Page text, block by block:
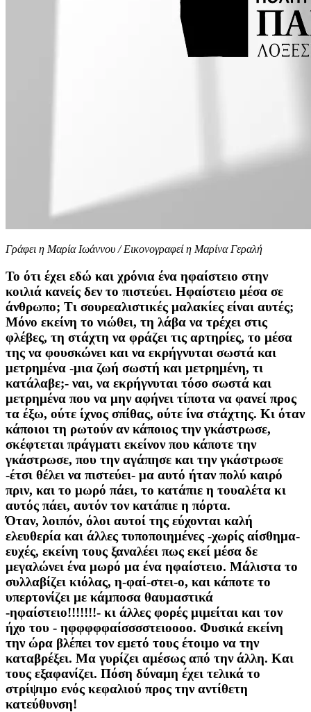
Γράφει η Μαρία Ιωάννου / Εικονογραφεί η Μαρίνα Γεραλή
Το ότι έχει εδώ και χρόνια ένα ηφαίστειο στην
κοιλιά κανείς δεν το πιστεύει. Ηφαίστειο μέσα σε
άνθρωπο; Τι σουρεαλιστικές μαλακίες είναι αυτές;
Μόνο εκείνη το νιώθει, τη λάβα να τρέχει στις
φλέβες, τη στάχτη να φράζει τις αρτηρίες, το μέσα
της να φουσκώνει και να εκρήγνυται σωστά και
μετρημένα -μια ζωή σωστή και μετρημένη, τι
κατάλαβε;- ναι, να εκρήγνυται τόσο σωστά και
μετρημένα που να μην αφήνει τίποτα να φανεί προς
τα έξω, ούτε ίχνος σπίθας, ούτε ίνα στάχτης. Κι όταν
κάποιοι τη ρωτούν αν κάποιος την γκάστρωσε,
σκέφτεται πράγματι εκείνον που κάποτε την
γκάστρωσε, που την αγάπησε και την γκάστρωσε
-έτσι θέλει να πιστεύει- μα αυτό ήταν πολύ καιρό
πριν, και το μωρό πάει, το κατάπιε η τουαλέτα κι
αυτός πάει, αυτόν τον κατάπιε η πόρτα.
Όταν, λοιπόν, όλοι αυτοί της εύχονται καλή
ελευθερία και άλλες τυποποιημένες -χωρίς αίσθημα-
ευχές, εκείνη τους ξαναλέει πως εκεί μέσα δε
μεγαλώνει ένα μωρό μα ένα ηφαίστειο. Μάλιστα το
συλλαβίζει κιόλας, η-φαί-στει-ο, και κάποτε το
υπερτονίζει με κάμποσα θαυμαστικά
-ηφαίστειο!!!!!!!- κι άλλες φορές μιμείται και τον
ήχο του - ηφφφφφαίσσσστειοοοο. Φυσικά εκείνη
την ώρα βλέπει τον εμετό τους έτοιμο να την
καταβρέξει. Μα γυρίζει αμέσως από την άλλη. Και
τους εξαφανίζει. Πόση δύναμη έχει τελικά το
στρίψιμο ενός κεφαλιού προς την αντίθετη
κατεύθυνση!